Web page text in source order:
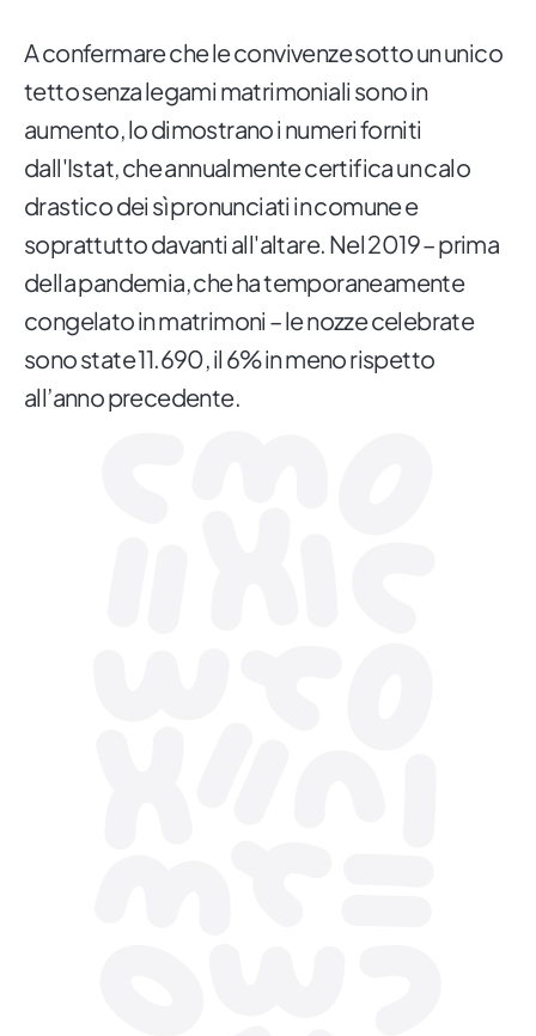
A confermare che le convivenze sotto un unico
tetto senza legami matrimoniali sono in
aumento, lo dimostrano i numeri forniti
dall'Istat, che annualmente certifica un calo
drastico dei sì pronunciati in comune e
soprattutto davanti all'altare. Nel 2019 – prima
della pandemia, che ha temporaneamente
congelato in matrimoni – le nozze celebrate
sono state 11.690, il 6% in meno rispetto
all’anno precedente.